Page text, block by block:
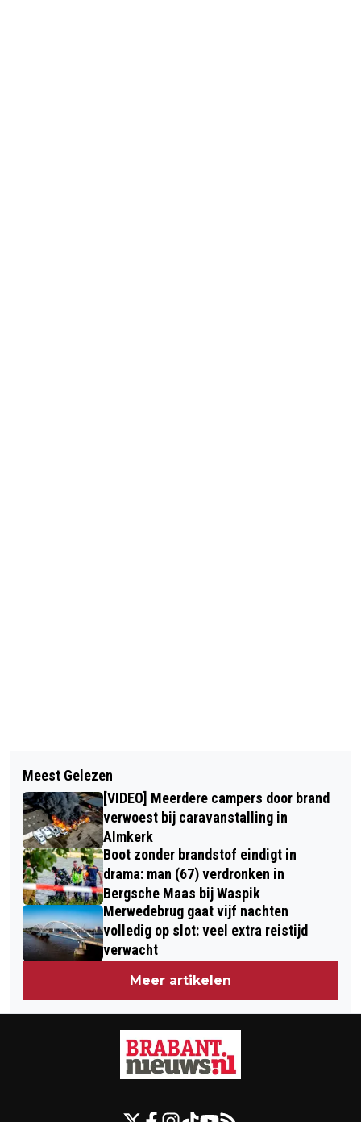
INCIDENT MET GEVAARLIJKE
STOFFEN BIJ DE
AFVALSTOFFENDIENST IN DEN BOSCH
OVERVALLER BEDREIGT WINKELIER
MET MES IN DEN BOSCH
Meest Gelezen
[VIDEO] Meerdere campers door brand
verwoest bij caravanstalling in
Almkerk
Boot zonder brandstof eindigt in
drama: man (67) verdronken in
Bergsche Maas bij Waspik
Merwedebrug gaat vijf nachten
volledig op slot: veel extra reistijd
verwacht
Meer artikelen